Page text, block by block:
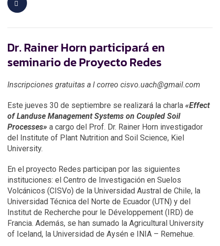
Dr. Rainer Horn participará en
seminario de Proyecto Redes
Inscripciones gratuitas a l correo cisvo.uach@gmail.com
Este jueves 30 de septiembre se realizará la charla «Effect
of Landuse Management Systems on Coupled Soil
Processes» a cargo del Prof. Dr. Rainer Horn investigador
del Institute of Plant Nutrition and Soil Science, Kiel
University.
En el proyecto Redes participan por las siguientes
instituciones: el Centro de Investigación en Suelos
Volcánicos (CISVo) de la Universidad Austral de Chile, la
Universidad Técnica del Norte de Ecuador (UTN) y del
Institut de Recherche pour le Développement (IRD) de
Francia. Además, se han sumado la Agricultural University
of Iceland, la Universidad de Aysén e INIA – Remehue.